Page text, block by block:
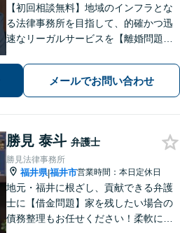
【初回相談無料】地域のインフラとな
る法律事務所を目指して、的確かつ迅
速なリーガルサービスを【離婚問題】
お任せください【相続問題】福井密着
型事務所として地域特性を活かしたア
ドバイスを【福井駅7分】
メールでお問い合わせ
勝見 泰斗 弁護士
勝見法律事務所
福井県|福井市営業時間：本日定休日
地元・福井に根ざし、貢献できる弁護
士に【借金問題】家を残したい場合の
債務整理もお任せください！柔軟に対